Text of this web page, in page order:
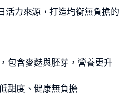
活力來源，打造均衡無負擔的
包含麥麩與胚芽，營養更升
甜度、健康無負擔